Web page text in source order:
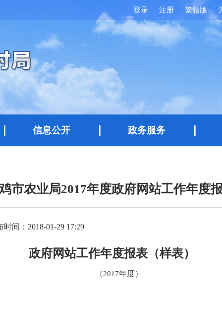
登录 注册 繁體版
信息公开 政务服务
市农业局2017年度政府网站工作年度
时间：2018-01-29 17:29
政府网站工作年度报表（样表）
（2017年度）